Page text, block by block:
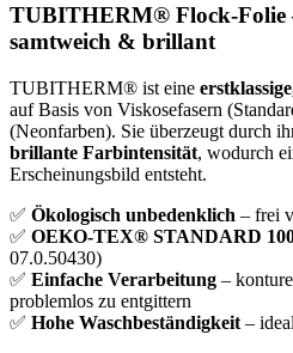
TUBITHERM® Flock-Folie
samtweich & brillant
TUBITHERM® ist eine
auf Basis von Viskosefasern
(Neonfarben). Sie überzeugt durch
brillante Farbintensität, wodurch
Erscheinungsbild entsteht.
✅ Ökologisch unbedenklich – frei
✅ OEKO-TEX® STANDARD
07.0.50430)
✅ Einfache Verarbeitung –
problemlos zu entgittern
✅ Hohe Waschbeständigkeit –